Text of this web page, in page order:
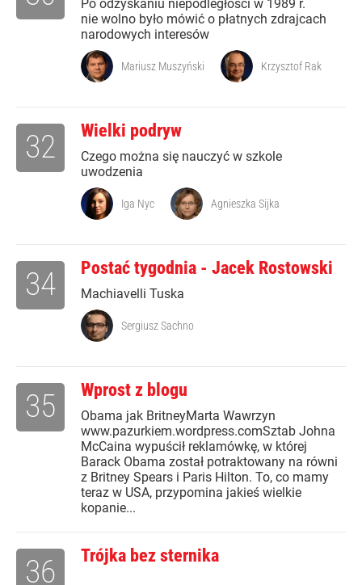
Po odzyskaniu niepodległości w 1989 r.
nie wolno było mówić o płatnych zdrajcach
narodowych interesów
Mariusz Muszyński Krzysztof Rak
Wielki podryw
Czego można się nauczyć w szkole
uwodzenia
32
Iga Nyc Agnieszka Sijka
Postać tygodnia - Jacek Rostowski
Machiavelli Tuska
34
Sergiusz Sachno
Wprost z blogu
Obama jak BritneyMarta Wawrzyn
www.pazurkiem.wordpress.comSztab Johna
McCaina wypuścił reklamówkę, w której
Barack Obama został potraktowany na równi
z Britney Spears i Paris Hilton. To, co mamy
teraz w USA, przypomina jakieś wielkie
kopanie...
35
Trójka bez sternika
36